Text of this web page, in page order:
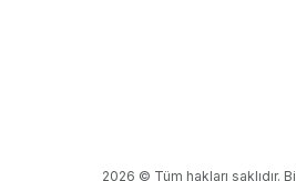
2026 © Tüm hakları saklıdır.